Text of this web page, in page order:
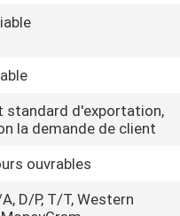
standard d'exportation,
la demande de client
ouvrables
D/P, T/T, Western